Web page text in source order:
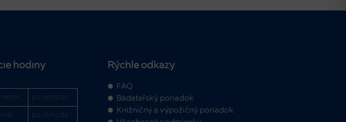
hodiny
po dohode
po dohode
Rýchle odkazy
FAQ
Bádateľský poriadok
Knižničný a výpožičný poriadok